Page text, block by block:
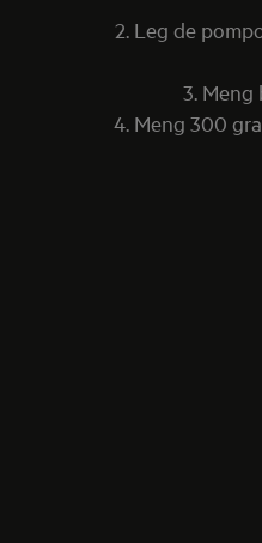
2. Leg de
3.
4. Meng 300